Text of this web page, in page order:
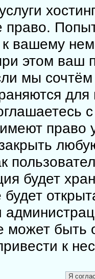
право.
к вашему
этом ваш
мы
для
право
будет
быть
к